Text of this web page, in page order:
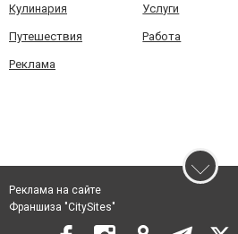
Кулинария Услуги
Путешествия Работа
Реклама
Реклама на сайте
Франшиза "CitySites"